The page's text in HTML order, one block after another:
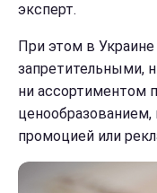
эксперт.
При этом в
запретительными,
ни ассортиментом
ценообразованием,
промоцией или